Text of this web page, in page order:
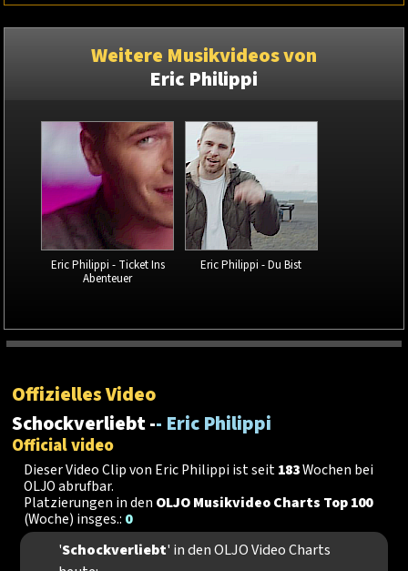
Weitere Musikvideos von
Eric Philippi
Eric Philippi - Ticket Ins
Abenteuer
Eric Philippi - Du Bist
Offizielles Video
Schockverliebt -- Eric Philippi
Official video
Dieser Video Clip von Eric Philippi ist seit183Wochen bei
OLJO abrufbar.
Platzierungen in den OLJO Musikvideo Charts Top 100
(Woche) insges.: 0
'Schockverliebt' in den OLJO Video Charts